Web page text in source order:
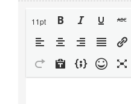
11pt